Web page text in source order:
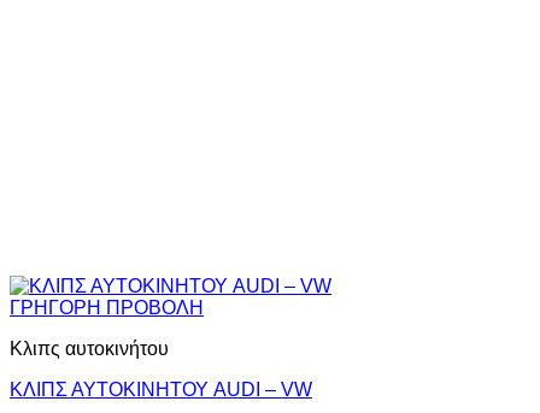
ΓΡΗΓΟΡΗ ΠΡΟΒΟΛΗ
Κλιπς αυτοκινήτου
ΚΛΙΠΣ ΑΥΤΟΚΙΝΗΤΟΥ AUDI – VW